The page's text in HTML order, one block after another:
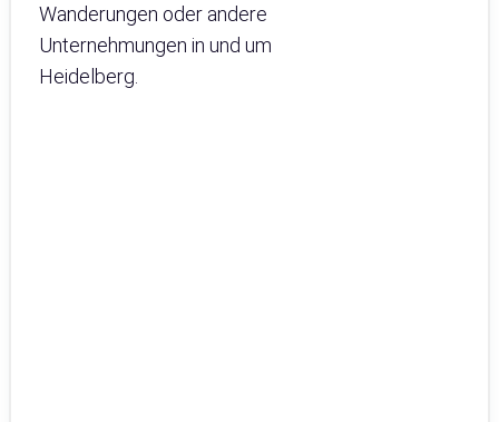
Wanderungen oder andere
Unternehmungen in und um
Heidelberg.